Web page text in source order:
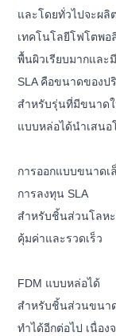
และโดยทั่วไปจะผลิ
เทคโนโลยีโฟโตพ
พื้นผิวเรียบมากและ
SLA คือขนาดของป
สำหรับรุ่นที่มีขนาด
แบบหล่อได้นำเสน
การออกแบบขนาดเ
การลงทุน SLA
สำหรับชิ้นส่วนโลห
คุ้มค่าและรวดเร็ว
FDM แบบหล่อได้
สำหรับชิ้นส่วนขนา
ทำได้อีกต่อไป เนื่อง